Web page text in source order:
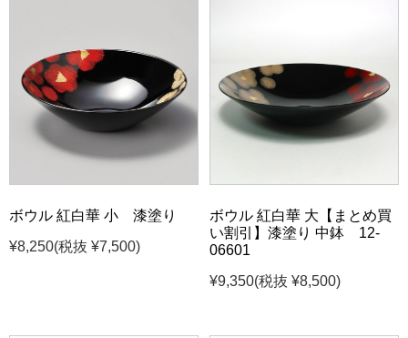
ボウル 紅白華 小 漆塗り
¥8,250(税抜 ¥7,500)
ボウル 紅白華 大【まとめ買
い割引】漆塗り 中鉢 12-
06601
¥9,350(税抜 ¥8,500)